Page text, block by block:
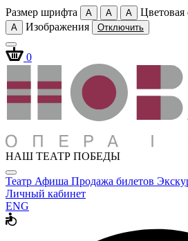
Размер шрифта A A A Цветовая
A
Изображения Отключить
0
НАШ ТЕАТР ПОБЕДЫ
Театр Афиша Продажа билетов
Личный кабинет
ENG